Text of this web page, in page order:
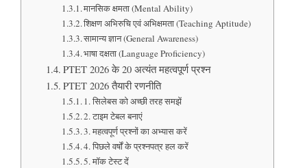
मानसिक क्षमता (Mental Ability)
शिक्षण अभिरुचि एवं अभिक्षमता (Teaching Aptitude)
सामान्य ज्ञान (General Awareness)
भाषा दक्षता (Language Proficiency)
PTET 2026 के 20 अत्यंत महत्वपूर्ण प्रश्न
PTET 2026 तैयारी रणनीति
1. सिलेबस को अच्छी तरह समझें
2. टाइम टेबल बनाएं
3. महत्वपूर्ण प्रश्नों का अभ्यास करें
4. पिछले वर्षों के प्रश्नपत्र हल करें
5. मॉक टेस्ट दें